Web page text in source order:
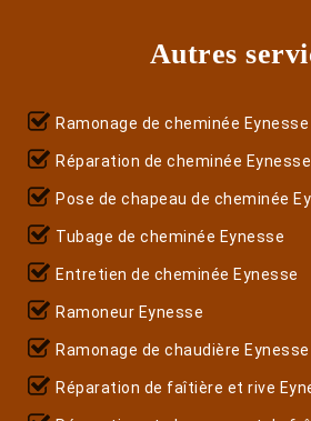
Autres
Ramonage de cheminée Eynesse
Réparation de cheminée Eynesse
Pose de chapeau de cheminée
Tubage de cheminée Eynesse
Entretien de cheminée Eynesse
Ramoneur Eynesse
Ramonage de chaudière Eynesse
Réparation de faîtière et rive